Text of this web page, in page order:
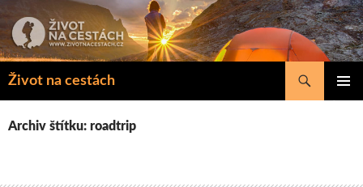
k
obsahu
Život na cestách
Hledat
Archiv štítku: roadtrip